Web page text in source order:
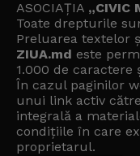
ASOCIAȚIA „CIVIC
Toate drepturile
Preluarea textelor
ZIUA.md este
1.000 de caractere
În cazul paginilor
unui link activ
integrală a
condițiile în care
proprietarul.